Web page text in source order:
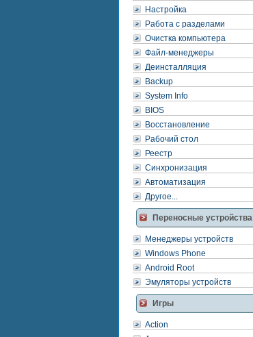
Настройка
Работа с разделами
Очистка компьютера
Файл-менеджеры
Деинсталляция
Backup
System Info
BIOS
Восстановление
Рабочий стол
Реестр
Синхронизация
Автоматизация
Другое...
Переносные устройства
Менеджеры устройств
Windows Phone
Android Root
Эмуляторы устройств
Игры
Action